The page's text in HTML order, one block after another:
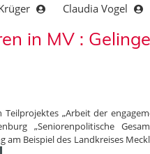
Claudia Vogel
in MV :
„Arbeit der
„Seniorenpolitische
Beispiel des Landkreises